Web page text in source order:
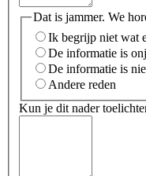
Dat is jammer. We
Ik begrijp niet wat
De informatie is
De informatie is
Andere reden
Kun je dit nader